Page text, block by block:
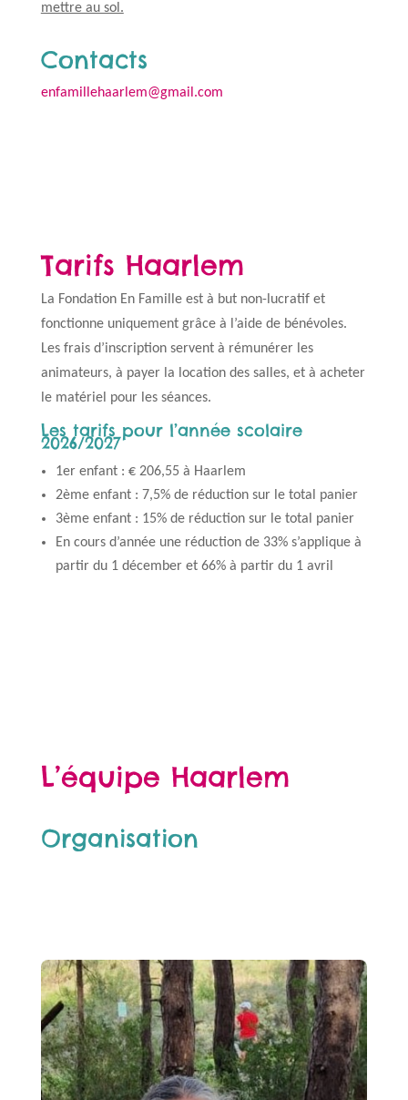
mettre au sol.
Contacts
enfamillehaarlem@gmail.com
Tarifs Haarlem
La Fondation En Famille est à but non-lucratif et
fonctionne uniquement grâce à l’aide de bénévoles.
Les frais d’inscription servent à rémunérer les
animateurs, à payer la location des salles, et à acheter
le matériel pour les séances.
Les tarifs pour l’année scolaire
2026/2027
1er enfant : € 206,55 à Haarlem
2ème enfant : 7,5% de réduction sur le total panier
3ème enfant : 15% de réduction sur le total panier
En cours d’année une réduction de 33% s’applique à
partir du 1 décember et 66% à partir du 1 avril
L’équipe Haarlem
Organisation